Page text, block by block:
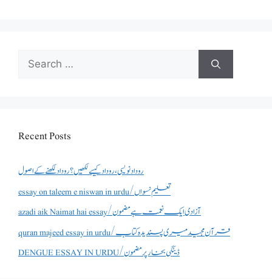
Search
for:
Recent Posts
روداد نویسی ،روداد کیسے لکھیں؟ روداد لکھنے کے اصول
essay on taleem e niswan in urdu/تعلیم نسواں
azadi aik Naimat hai essay/آزادی ایک نعمت ہے مضمون
quran majeed essay in urdu/قرآن مجید میری پسندیدہ کتاب
DENGUE ESSAY IN URDU/ڈینگی بخار پر مضمون